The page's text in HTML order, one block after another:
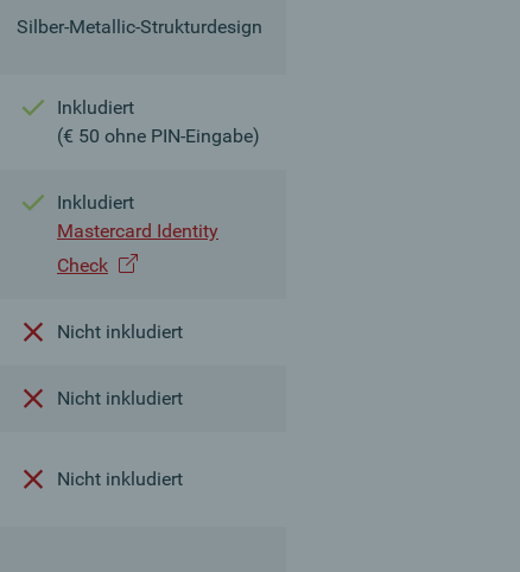
Silber-Metallic-Strukturdesign
Inkludiert
(€ 50 ohne PIN-Eingabe)
Inkludiert
Mastercard Identity
Check
Nicht inkludiert
Nicht inkludiert
Nicht inkludiert